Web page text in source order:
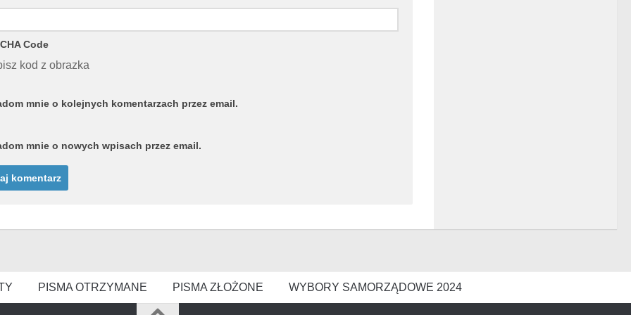
Code
kod z obrazka
mnie o kolejnych komentarzach przez email.
mnie o nowych wpisach przez email.
PISMA OTRZYMANE PISMA ZŁOŻONE WYBORY SAMORZĄDOWE 2024